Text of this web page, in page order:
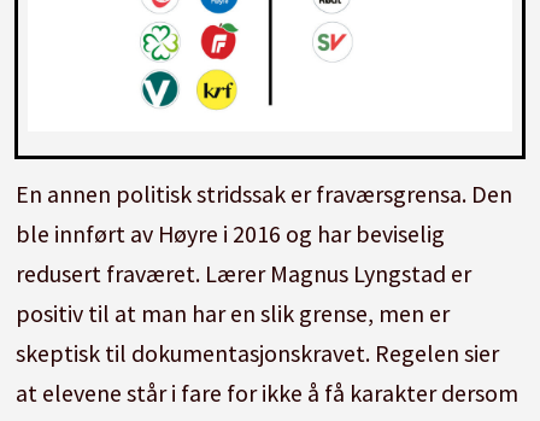
En annen politisk stridssak er fraværsgrensa. Den
ble innført av Høyre i 2016 og har beviselig
redusert fraværet. Lærer Magnus Lyngstad er
positiv til at man har en slik grense, men er
skeptisk til dokumentasjonskravet. Regelen sier
at elevene står i fare for ikke å få karakter dersom